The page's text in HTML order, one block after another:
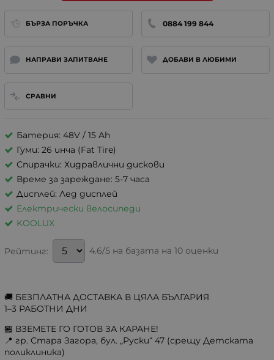
БЪРЗА ПОРЪЧКА 0884 199 844
НАПРАВИ ЗАПИТВАНЕ ДОБАВИ В ЛЮБИМИ
СРАВНИ
Батерия: 48V / 15 Ah
Гуми: 26 инча (Fat Tire)
Спирачки: Хидравлични дискови
Време за зареждане: 5-7 часа
Дисплей: Лед дисплей
Електрически велосипеди
KOOLUX
Рейтинг: 4.6/5 на базата на 10 оценки
🚚 БЕЗПЛАТНА ДОСТАВКА В ЦЯЛА БЪЛГАРИЯ
1–3 РАБОТНИ ДНИ
🏪 ВЗЕМЕТЕ ГО ГОТОВ ЗА КАРАНЕ!
📍 гр. Стара Загора, бул. „Руски“ 47 (срещу Детската
поликлиника)